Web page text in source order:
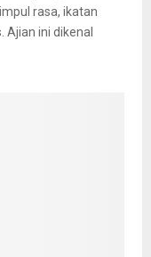
rasa, ikatan
Ajian ini dikenal